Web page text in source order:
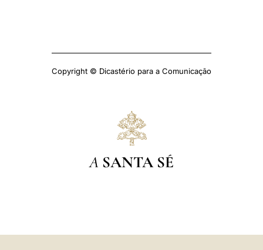
Copyright © Dicastério para a Comunicação
A SANTA SÉ